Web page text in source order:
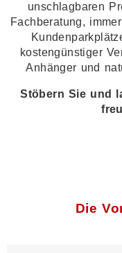
unschlagbaren
Fachberatung,
kostengünstiger
Anhänger und
Stöbern Sie und
Die